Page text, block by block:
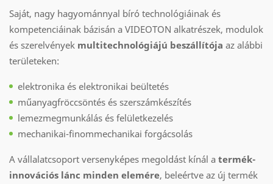
Saját, nagy hagyománnyal bíró technológiáinak és
kompetenciáinak bázisán a VIDEOTON alkatrészek, modulok
és szerelvények multitechnológiájú beszállítója az alábbi
területeken:
elektronika és elektronikai beültetés
műanyagfröccsöntés és szerszámkészítés
lemezmegmunkálás és felületkezelés
mechanikai-finommechanikai forgácsolás
A vállalatcsoport versenyképes megoldást kínál a termék-
innovációs lánc minden elemére, beleértve az új termék